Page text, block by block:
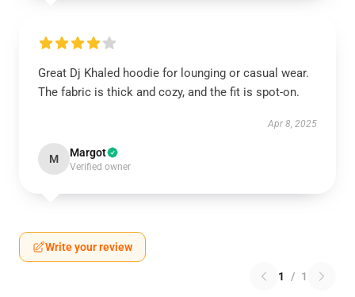
Great Dj Khaled hoodie for lounging or casual wear.
The fabric is thick and cozy, and the fit is spot-on.
Apr 8, 2025
M Margot
Verified owner
Write your review
1 / 1